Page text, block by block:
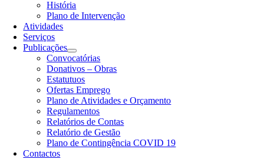
História
Plano de Intervenção
Atividades
Serviços
Publicações
Convocatórias
Donativos – Obras
Estatutuos
Ofertas Emprego
Plano de Atividades e Orçamento
Regulamentos
Relatórios de Contas
Relatório de Gestão
Plano de Contingência COVID 19
Contactos